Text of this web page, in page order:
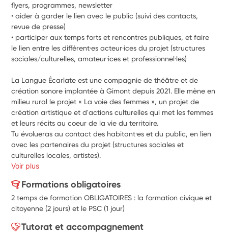
flyers, programmes, newsletter
• aider à garder le lien avec le public (suivi des contacts,
revue de presse)
• participer aux temps forts et rencontres publiques, et faire
le lien entre les différent·es acteur·ices du projet (structures
sociales/culturelles, amateur·ices et professionnel·les)
La Langue Écarlate est une compagnie de théâtre et de
création sonore implantée à Gimont depuis 2021. Elle mène en
milieu rural le projet « La voie des femmes », un projet de
création artistique et d'actions culturelles qui met les femmes
et leurs récits au coeur de la vie du territoire.
Tu évolueras au contact des habitant·es et du public, en lien
avec les partenaires du projet (structures sociales et
culturelles locales, artistes).
Voir plus
Formations obligatoires
2 temps de formation OBLIGATOIRES : la formation civique et
citoyenne (2 jours) et le PSC (1 jour)
Tutorat et accompagnement